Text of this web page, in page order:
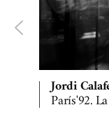
Jordi
París'92.